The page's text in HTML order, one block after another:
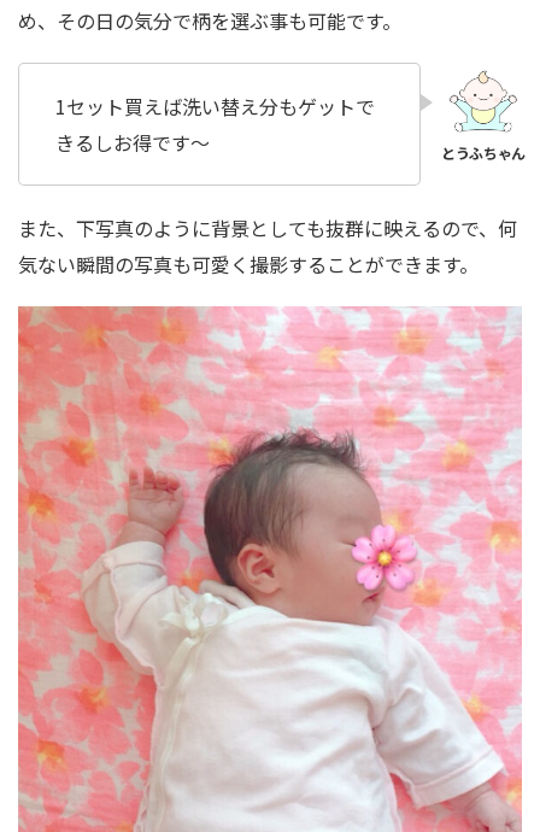
め、その日の気分で柄を選ぶ事も可能です。
1セット買えば洗い替え分もゲットで
きるしお得です～
また、下写真のように背景としても抜群に映えるので、何
気ない瞬間の写真も可愛く撮影することができます。